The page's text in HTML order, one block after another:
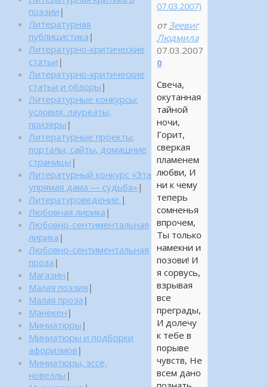
07.03.2007)
от Зеевиг
Людмила
07.03.2007
0
Свеча,
окутанная
тайной
ночи,
Горит,
сверкая
пламенем
любви, И
ни к чему
теперь
сомненья
впрочем,
Ты только
намекни и
позови! И
я сорвусь,
взрывая
все
преграды,
И долечу
к тебе в
порыве
чувств, Не
всем дано
поэзии |
Литературная
публицистика |
Литературно-критические
статьи |
Литературно-критические
статьи и обзоры |
Литературные конкурсы:
условия, лауреаты,
призеры |
Литературные проекты:
порталы, сайты, домашние
страницы |
Литературный конкурс «Эта
упрямая дама — судьба» |
Литературоведение. |
Любовная лирика |
Любовно-сентиментальная
лирика |
Любовно-сентиментальная
проза |
Магазин |
Малая поэзия |
Малая проза |
Манекен |
Миниатюры |
Миниатюры и подборки
афоризмов |
Миниатюры, эссе,
новеллы |